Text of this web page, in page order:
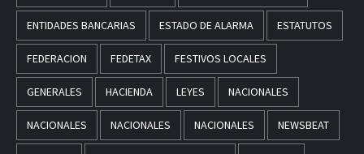
ENTIDADES BANCARIAS ESTADO DE ALARMA ESTATUTOS
FEDERACION FEDETAX FESTIVOS LOCALES
GENERALES HACIENDA LEYES NACIONALES
NACIONALES NACIONALES NACIONALES NEWSBEAT